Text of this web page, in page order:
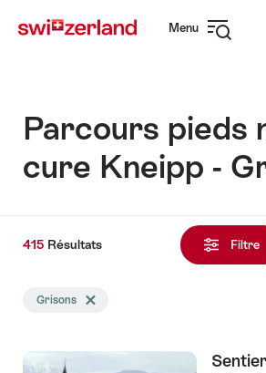
sur
rapide
Menu
Parcours pieds
cure Kneipp -
Résultats
Filtre
415 Résultats
recherche
filtrée
Grisons Effacer le tag Grisons